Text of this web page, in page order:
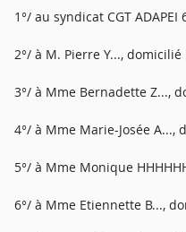
1°/ au syndicat CGT
2°/ à M. Pierre Y..., domicilié
3°/ à Mme Bernadette Z...,
4°/ à Mme Marie-Josée A...,
5°/ à Mme Monique
6°/ à Mme Etiennette B...,